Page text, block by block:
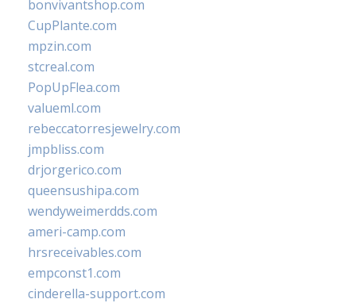
bonvivantshop.com
CupPlante.com
mpzin.com
stcreal.com
PopUpFlea.com
valueml.com
rebeccatorresjewelry.com
jmpbliss.com
drjorgerico.com
queensushipa.com
wendyweimerdds.com
ameri-camp.com
hrsreceivables.com
empconst1.com
cinderella-support.com